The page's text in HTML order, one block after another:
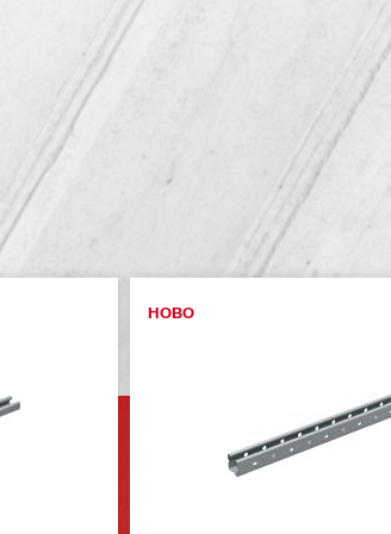
НОВО